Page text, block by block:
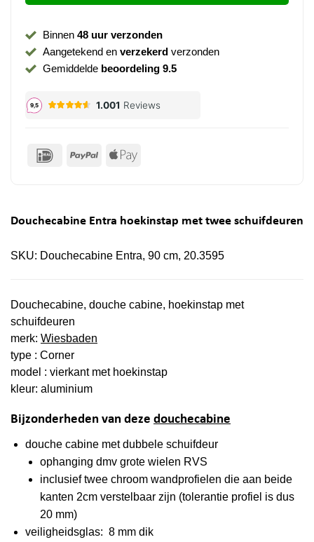
Binnen 48 uur verzonden
Aangetekend en verzekerdverzonden
Gemiddelde beoordeling 9.5
IDeal PayPal Apple
Douchecabine Entra hoekinstap met twee schuifdeuren
SKU: Douchecabine Entra, 90 cm, 20.3595
Douchecabine, douche cabine, hoekinstap met
schuifdeuren
merk: Wiesbaden
type : Corner
model : vierkant met hoekinstap
kleur: aluminium
Bijzonderheden van deze douchecabine
douche cabine metdubbeleschuifdeur
ophanging dmv grote wielen RVS
inclusief twee chroom wandprofielen die aan beide
kanten 2cm verstelbaar zijn (tolerantie profiel is dus
20 mm)
veiligheidsglas: 8 mm dik